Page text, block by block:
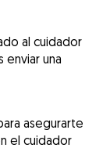
al cuidador
una
asegurarte
el cuidador